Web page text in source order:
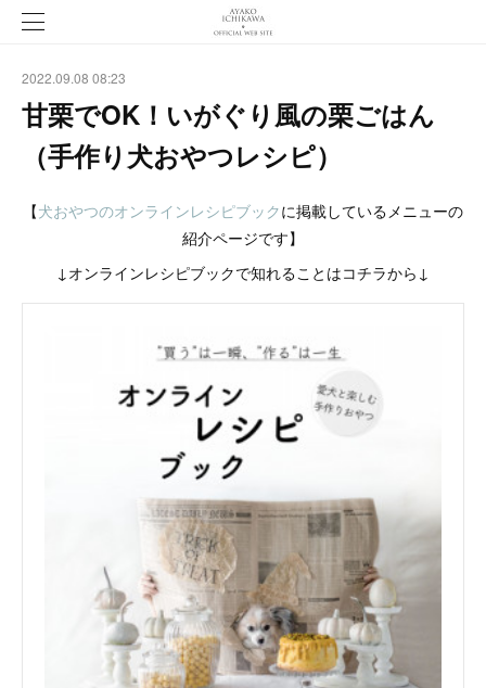
2022.09.08 08:23
甘栗でOK！いがぐり風の栗ごはん
（手作り犬おやつレシピ）
【犬おやつのオンラインレシピブックに掲載しているメニューの
紹介ページです】
↓オンラインレシピブックで知れることはコチラから↓